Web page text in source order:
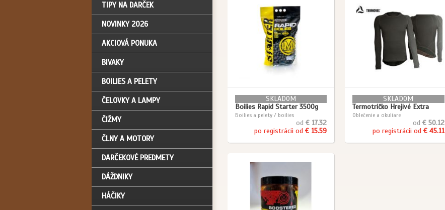
TIPY NA DARČEK
NOVINKY 2026
AKCIOVÁ PONUKA
BIVAKY
BOILIES A PELETY
ČELOVKY A LAMPY
ČIŽMY
ČLNY A MOTORY
DARČEKOVÉ PREDMETY
DÁŽDNIKY
HÁČIKY
SKLADOM
Boilies Rapid Starter 3500g
Boilies a pelety / boilies
od€ 17.32
po registrácii od€ 15.59
SKLADOM
Termotričko Hrejivé Extra
Oblečenie a okuliare
od € 50.12
po registrácii od € 45.11